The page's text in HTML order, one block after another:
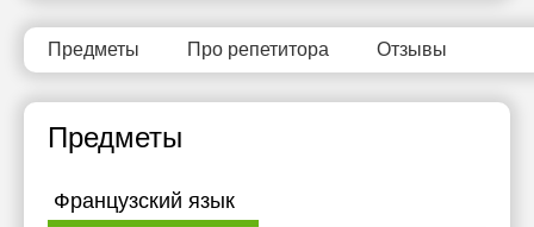
Предметы Про репетитора Отзывы
Предметы
Французский язык